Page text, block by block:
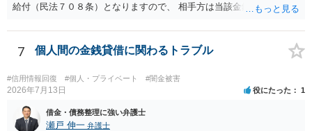
給付（民法７０８条）となりますので、 相手方は当該金銭の返還請求
7 個人間の金銭貸借に関わるトラブル
#信用情報回復 #個人・プライベート #闇金被害
2026年7月13日 役にたった 1
借金・債務整理に強い弁護士
瀬戸 伸一 弁護士